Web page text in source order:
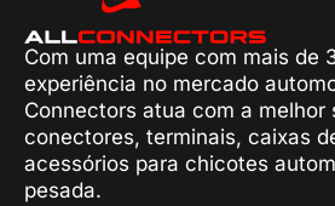
Com uma equipe com mais de
experiência no mercado
Connectors atua com a melhor
conectores, terminais, caixas
acessórios para chicotes
pesada.